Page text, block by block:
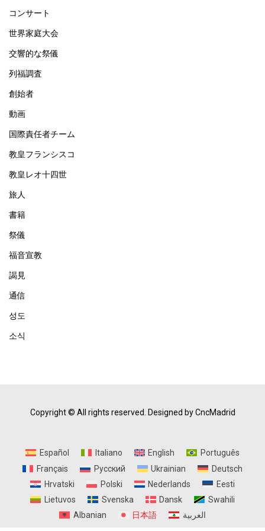
コンサート
世界家庭大会
交響的な祭儀
列福調査
創始者
動画
国際責任者チーム
教皇フランシスコ
教皇レオ十四世
旅人
書籍
祭儀
福音宣教
謁見
通信
성도
소식
Copyright © All rights reserved. Designed by CncMadrid
Español Italiano English
Português
Français
Русский Ukrainian
Deutsch
Hrvatski
Polski Nederlands
Eesti
Lietuvos
Svenska Dansk
Swahili
Albanian
日本語 العربية